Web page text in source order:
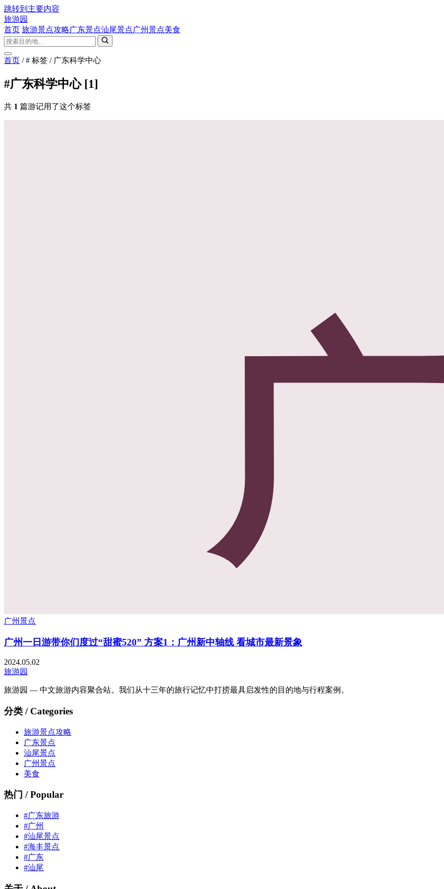
跳转到主要内容
旅游园
首页 旅游景点攻略广东景点汕尾景点广州景点美食
首页 / # 标签 / 广东科学中心
#广东科学中心 [1]
共 1 篇游记用了这个标签
广州景点
广州一日游带你们度过“甜蜜520” 方案1：广州新中轴线 看城市最新景象
2024.05.02
旅游园
旅游园 — 中文旅游内容聚合站。我们从十三年的旅行记忆中打捞最具启发性的目的地与行程案例。
分类 / Categories
旅游景点攻略
广东景点
汕尾景点
广州景点
美食
热门 / Popular
#广东旅游
#广州
#汕尾景点
#海丰景点
#广东
#汕尾